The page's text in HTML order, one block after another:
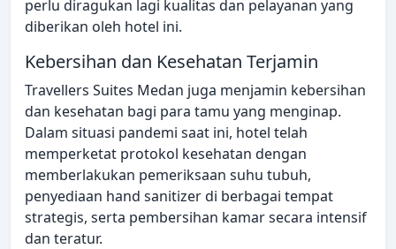
perlu diragukan lagi kualitas dan pelayanan yang
diberikan oleh hotel ini.
Kebersihan dan Kesehatan Terjamin
Travellers Suites Medan juga menjamin kebersihan
dan kesehatan bagi para tamu yang menginap.
Dalam situasi pandemi saat ini, hotel telah
memperketat protokol kesehatan dengan
memberlakukan pemeriksaan suhu tubuh,
penyediaan hand sanitizer di berbagai tempat
strategis, serta pembersihan kamar secara intensif
dan teratur.